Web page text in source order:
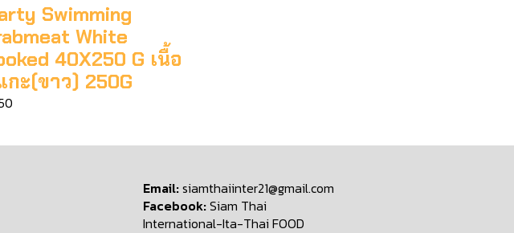
Swimming
White
40X250 G เนื้อ
กะ(ขาว) 250G
Email:siamthaiinter21@gmail.com
Facebook:Siam Thai
International-Ita-Thai FOOD